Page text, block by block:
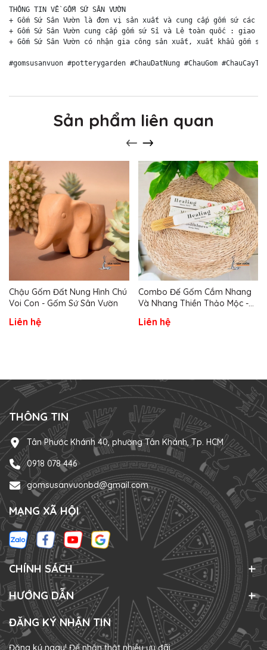
THÔNG TIN VỀ GỐM SỨ SÂN VƯỜN
+ Gốm Sứ Sân Vườn là đơn vị sản xuất và cung cấp gốm sứ
+ Gốm Sứ Sân Vườn cung cấp gốm sứ Sỉ và Lẻ toàn quốc :
+ Gốm Sứ Sân Vườn có nhận gia công sản xuất, xuất khẩu gốm sứ
#gomsusanvuon #potterygarden #ChauDatNung #ChauGom
Sản phẩm liên quan
Chậu Gốm Đất Nung Hình Chú
Voi Con - Gốm Sứ Sân Vườn
Liên hệ
Combo Đế Gốm Cắm Nhang
Và Nhang Thiền Thảo Mộc -
Liên hệ
THÔNG TIN
Tân Phước Khánh 40, phường Tân Khánh, Tp. HCM
0918 078 446
gomsusanvuonbd@gmail.com
MẠNG XÃ HỘI
CHÍNH SÁCH
HƯỚNG DẪN
ĐĂNG KÝ NHẬN TIN
Đăng ký ngay! Để nhận thật nhiều ưu đãi